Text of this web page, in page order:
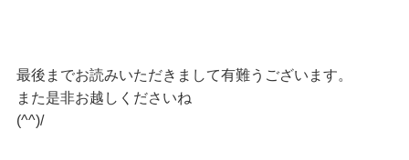
最後までお読みいただきまして有難うございます。
また是非お越しくださいね
(^^)/